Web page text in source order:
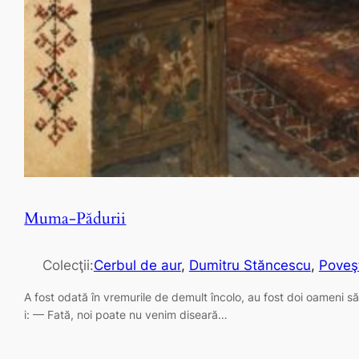
Muma-Pădurii
Colecţii:Cerbul de aur, Dumitru Stăncescu,
A fost odată în vremurile de demult încolo, au fost doi oameni
i: — Fată, noi poate nu venim diseară…